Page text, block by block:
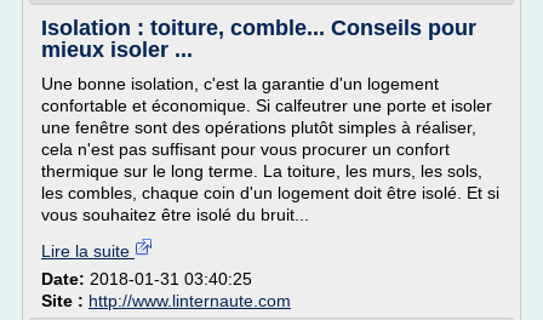
Isolation : toiture, comble... Conseils pour
mieux isoler ...
Une bonne isolation, c'est la garantie d'un logement
confortable et économique. Si calfeutrer une porte et isoler
une fenêtre sont des opérations plutôt simples à réaliser,
cela n'est pas suffisant pour vous procurer un confort
thermique sur le long terme. La toiture, les murs, les sols,
les combles, chaque coin d'un logement doit être isolé. Et si
vous souhaitez être isolé du bruit...
Lire la suite
Date: 2018-01-31 03:40:25
Site : http://www.linternaute.com